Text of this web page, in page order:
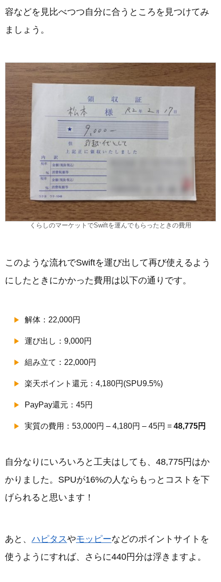
容などを見比べつつ自分に合うところを見つけてみ
ましょう。
くらしのマーケットでSwiftを運んでもらったときの費用
このような流れでSwiftを運び出して再び使えるよう
にしたときにかかった費用は以下の通りです。
解体：22,000円
運び出し：9,000円
組み立て：22,000円
楽天ポイント還元：4,180円(SPU9.5%)
PayPay還元：45円
実質の費用：53,000円 – 4,180円 – 45円 = 48,775円
自分なりにいろいろと工夫はしても、48,775円はか
かりました。SPUが16%の人ならもっとコストを下
げられると思います！
あと、 ハピタスやモッピーなどのポイントサイトを
使うようにすれば、さらに440円分は浮きますよ。